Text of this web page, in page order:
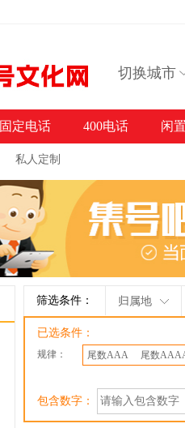
切换城市
私人定制
固定电话 400电话 闲
筛选条件： 归属地
已选条件：
规律： 尾数AAA 尾数
包含数字：